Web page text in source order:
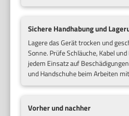
Sichere Handhabung und
Lagere das Gerät trocken und
Sonne. Prüfe Schläuche, Kabel
jedem Einsatz auf
und Handschuhe beim Arbeiten
Vorher und nachher